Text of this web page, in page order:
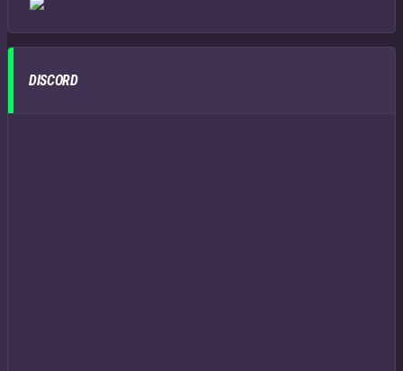
DISCORD